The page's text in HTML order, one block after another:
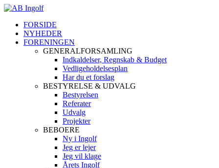
FORSIDE
NYHEDER
FORENINGEN
GENERALFORSAMLING
Indkaldelser, Regnskab & Budget
Vedligeholdelsesplan
Har du et forslag
BESTYRELSE & UDVALG
Bestyrelsen
Referater
Udvalg
Projekter
BEBOERE
Ny i Ingolf
Jeg er lejer
Jeg vil klage
Årets Ingolf